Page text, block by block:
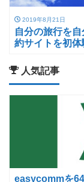
2019年8月21日
自分の旅行を
約サイトを初体
人気記事
easycommを